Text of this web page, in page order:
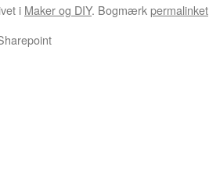
i Maker og DIY. Bogmærkpermalinket